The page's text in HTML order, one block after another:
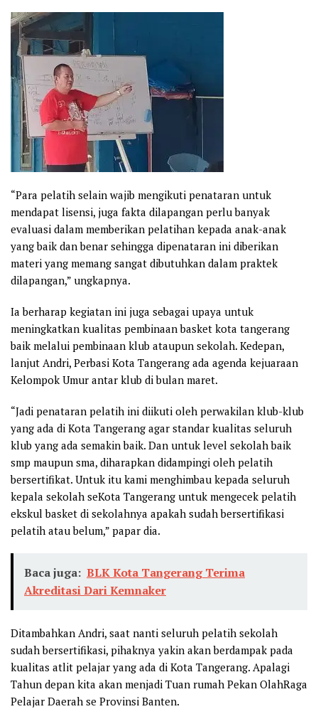
“Para pelatih selain wajib mengikuti penataran untuk
mendapat lisensi, juga fakta dilapangan perlu banyak
evaluasi dalam memberikan pelatihan kepada anak-anak
yang baik dan benar sehingga dipenataran ini diberikan
materi yang memang sangat dibutuhkan dalam praktek
dilapangan,” ungkapnya.
Ia berharap kegiatan ini juga sebagai upaya untuk
meningkatkan kualitas pembinaan basket kota tangerang
baik melalui pembinaan klub ataupun sekolah. Kedepan,
lanjut Andri, Perbasi Kota Tangerang ada agenda kejuaraan
Kelompok Umur antar klub di bulan maret.
“Jadi penataran pelatih ini diikuti oleh perwakilan klub-klub
yang ada di Kota Tangerang agar standar kualitas seluruh
klub yang ada semakin baik. Dan untuk level sekolah baik
smp maupun sma, diharapkan didampingi oleh pelatih
bersertifikat. Untuk itu kami menghimbau kepada seluruh
kepala sekolah seKota Tangerang untuk mengecek pelatih
ekskul basket di sekolahnya apakah sudah bersertifikasi
pelatih atau belum,” papar dia.
Baca juga: BLK Kota Tangerang Terima
Akreditasi Dari Kemnaker
Ditambahkan Andri, saat nanti seluruh pelatih sekolah
sudah bersertifikasi, pihaknya yakin akan berdampak pada
kualitas atlit pelajar yang ada di Kota Tangerang. Apalagi
Tahun depan kita akan menjadi Tuan rumah Pekan OlahRaga
Pelajar Daerah se Provinsi Banten.